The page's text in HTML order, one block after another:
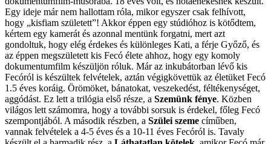
Egy ideje már nem hallottam róla, mikor egyszer csak felhívott,
hogy „kisfiam született”! Akkor éppen egy stúdióhoz is kötődtem,
kértem egy kamerát és azonnal mentünk forgatni, mert azt
gondoltuk, hogy elég érdekes és különleges Kati, a férje Győző, és
az éppen megszületett kis Fecó élete ahhoz, hogy egy komoly
dokumentumfilm készüljön róluk. Már az inkubátorban lévő kis
Fecóról is készültek felvételek, aztán végigkövettük az életüket Fecó
1.5 éves koráig. Örömöket, bánatokat, veszekedést, féltékenységet,
aggódást. Ez lett a trilógia első része, a Szemünk fénye. Közben
világos lett számomra, hogy a további sorsuk is érdekel, főleg Fecó
szempontjából. A második részben, a Szülei szeme címűben,
vannak felvételek a 4-5 éves és a 10-11 éves Fecóról is. Tavaly